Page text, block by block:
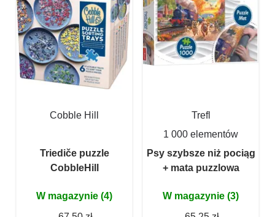
Cobble Hill
Triediče puzzle
CobbleHill
W magazynie (4)
Trefl
1 000 elementów
Psy szybsze niż pociąg
+ mata puzzlowa
W magazynie (3)